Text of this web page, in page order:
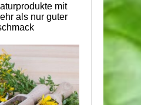
mit
als nur guter